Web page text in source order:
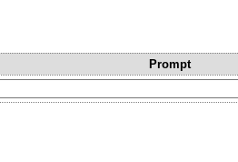
Prompt